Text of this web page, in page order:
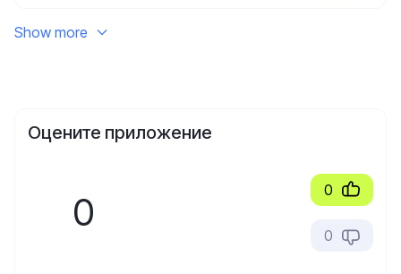
Show more
Оцените приложение
0 0
0